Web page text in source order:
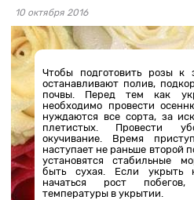
10 октября 2016
Чтобы подготовить розы к
останавливают полив,
почвы. Перед тем как
необходимо провести
нуждаются все сорта, за
плетистых. Провести
окучивание. Время
наступает не раньше второй
установятся стабильные
быть сухая. Если укрыть
начаться рост
температуры в укрытии.